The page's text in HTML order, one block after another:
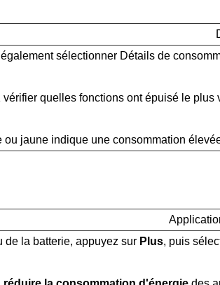
sélectionner Détails de
vérifier quelles fonctions ont épuisé le
ou jaune indique une consommation
la batterie, appuyez sur Plus, puis